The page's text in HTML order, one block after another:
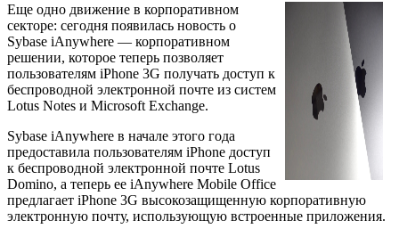
Еще одно движение в корпоративном
секторе: сегодня появилась новость о
Sybase iAnywhere — корпоративном
решении, которое теперь позволяет
пользователям iPhone 3G получать доступ к
беспроводной электронной почте из систем
Lotus Notes и Microsoft Exchange.
Sybase iAnywhere в начале этого года
предоставила пользователям iPhone доступ
к беспроводной электронной почте Lotus
Domino, а теперь ее iAnywhere Mobile Office
предлагает iPhone 3G высокозащищенную корпоративную
электронную почту, использующую встроенные приложения.